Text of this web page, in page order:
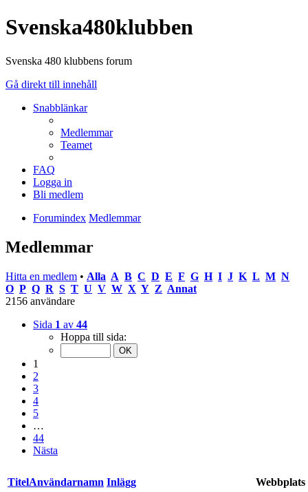
Svenska480klubben
Svenska 480 klubbens forum
Gå direkt till innehåll
Snabblänkar
Medlemmar
Teamet
FAQ
Logga in
Bli medlem
Forumindex Medlemmar
Medlemmar
Hitta en medlem • Alla A B C D E F G H I J K L M N
O P Q R S T U V W X Y Z Annat
2156 användare
Sida 1 av 44
Hoppa till sida:
1
2
3
4
5
…
44
Nästa
TitelAnvändarnamn Inlägg Webbplats